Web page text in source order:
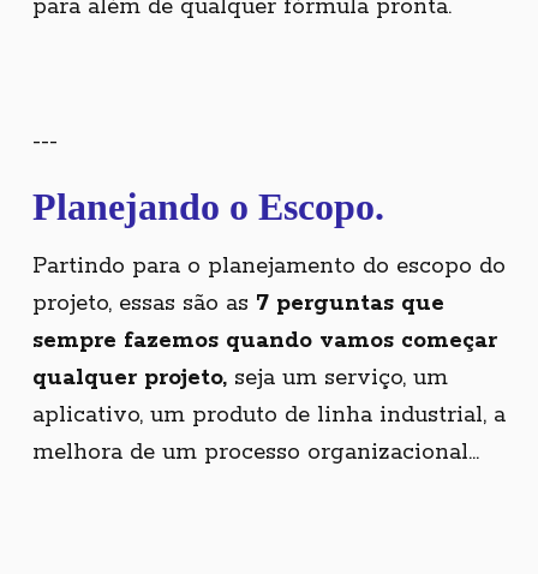
para além de qualquer fórmula pronta.
---
Planejando o Escopo.
Partindo para o planejamento do escopo do
projeto, essas são as 7 perguntas que
sempre fazemos quando vamos começar
qualquer projeto,seja um serviço, um
aplicativo, um produto de linha industrial, a
melhora de um processo organizacional...